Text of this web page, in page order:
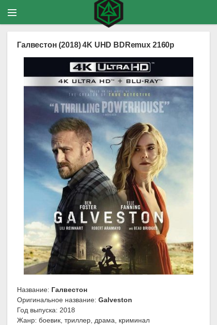
Галвестон (2018) 4K UHD BDRemux 2160p
Название: Галвестон
Оригинальное название: Galveston
Год выпуска: 2018
Жанр: боевик, триллер, драма, криминал